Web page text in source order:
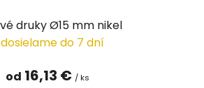
druky Ø15 mm nikel
do 7 dní
od 16,13 € / ks